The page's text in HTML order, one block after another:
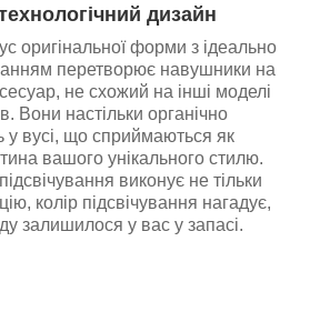
дизайн
оригінальної форми з ідеально
перетворює навушники на
не схожий на інші моделі
Вони настільки органічно
у вусі, що сприймаються як
вашого унікального стилю.
виконує не тільки
колір підсвічування нагадує,
залишилося у вас у запасі.